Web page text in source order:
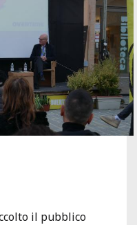
il pubblico